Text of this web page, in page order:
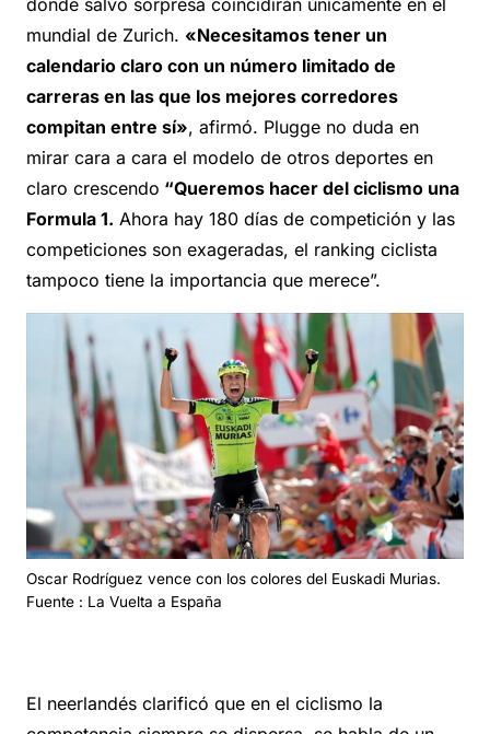
mundial de Zurich. «Necesitamos tener un
calendario claro con un número limitado de
carreras en las que los mejores corredores
compitan entre sí», afirmó. Plugge no duda en
mirar cara a cara el modelo de otros deportes en
claro crescendo “Queremos hacer del ciclismo una
Formula 1. Ahora hay 180 días de competición y las
competiciones son exageradas, el ranking ciclista
tampoco tiene la importancia que merece”.
Oscar Rodríguez vence con los colores del Euskadi Murias.
Fuente : La Vuelta a España
El neerlandés clarificó que en el ciclismo la